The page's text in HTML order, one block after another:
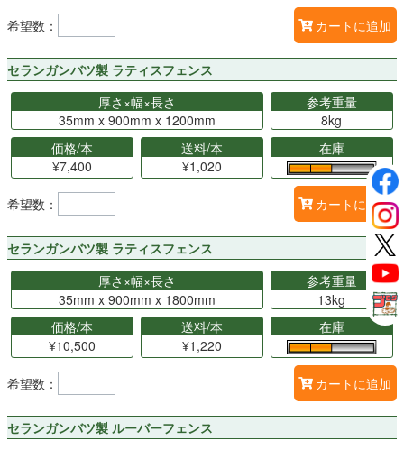
希望数： カートに追加
セランガンバツ製 ラティスフェンス
厚さ×幅×長さ
35mm x 900mm x 1200mm
参考重量
8kg
価格/本
¥7,400
送料/本
¥1,020
在庫
希望数： カートに追加
セランガンバツ製 ラティスフェンス
厚さ×幅×長さ
35mm x 900mm x 1800mm
参考重量
13kg
価格/本
¥10,500
送料/本
¥1,220
在庫
希望数： カートに追加
セランガンバツ製 ルーバーフェンス